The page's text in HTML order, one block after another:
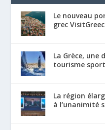
Le nouveau
grec
La Grèce, une
tourisme
La région
à l’unanimité